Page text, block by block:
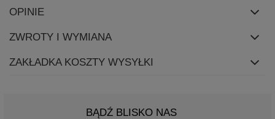
OPINIE
ZWROTY I WYMIANA
ZAKŁADKA KOSZTY WYSYŁKI
BĄDŹ BLISKO NAS